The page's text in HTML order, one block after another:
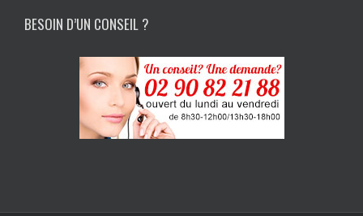
BESOIN D’UN CONSEIL ?